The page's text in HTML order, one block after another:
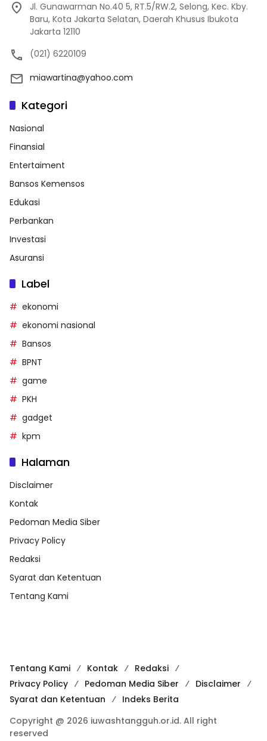
Jl. Gunawarman No.40 5, RT.5/RW.2, Selong, Kec. Kby.
Baru, Kota Jakarta Selatan, Daerah Khusus Ibukota
Jakarta 12110
(021) 6220109
miawartina@yahoo.com
Kategori
Nasional
Finansial
Entertaiment
Bansos Kemensos
Edukasi
Perbankan
Investasi
Asuransi
Label
ekonomi
ekonomi nasional
Bansos
BPNT
game
PKH
gadget
kpm
Halaman
Disclaimer
Kontak
Pedoman Media Siber
Privacy Policy
Redaksi
Syarat dan Ketentuan
Tentang Kami
Tentang Kami Kontak
Redaksi
Privacy Policy
Pedoman Media Siber
Disclaimer
Syarat dan Ketentuan
Indeks Berita
Copyright @ 2026 iuwashtangguh.or.id. All right
reserved